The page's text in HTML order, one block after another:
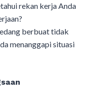
rekan kerja Anda
berbuat tidak
menanggapi situasi